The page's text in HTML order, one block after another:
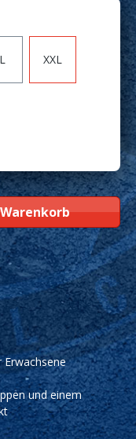
XXL
Erwachsene
und einem